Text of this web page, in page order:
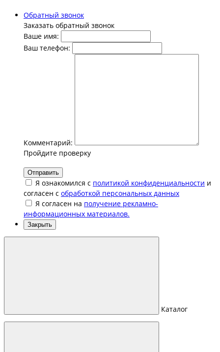
Обратный звонок
Заказать обратный звонок
Ваше имя:
Ваш телефон:
Комментарий:
Пройдите проверку
Отправить
Я ознакомился с политикой конфиденциальности и
согласен с обработкой персональных данных
Я согласен на получение рекламно-
информационных материалов.
Закрыть
Каталог